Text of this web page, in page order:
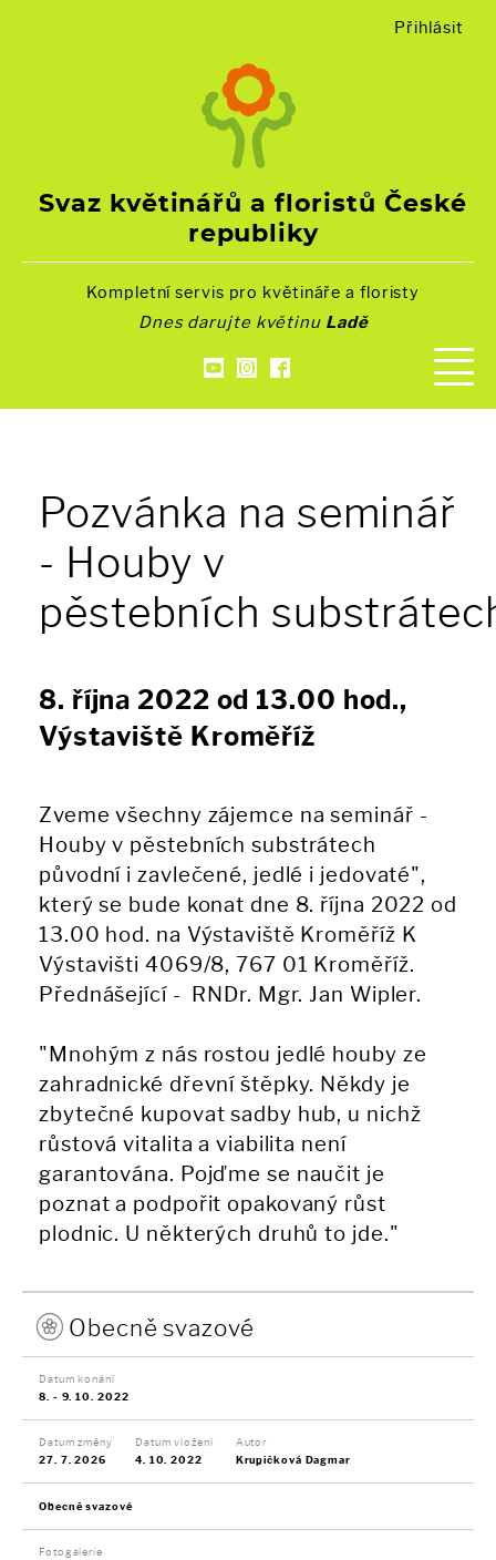
Svaz květinářů a floristů České
republiky
Přihlásit
Kompletní servis pro květináře a floristy
Dnes darujte květinu Ladě
Pozvánka na seminář
- Houby v
pěstebních
8. října 2022 od 13.00 hod.,
Výstaviště Kroměříž
Zveme všechny zájemce na seminář -
Houby v pěstebních substrátech
původní i zavlečené, jedlé i jedovaté",
který se bude konat dne 8. října 2022 od
13.00 hod. na Výstaviště Kroměříž K
Výstavišti 4069/8, 767 01 Kroměříž.
Přednášející - RNDr. Mgr. Jan Wipler.
"Mnohým z nás rostou jedlé houby ze
zahradnické dřevní štěpky. Někdy je
zbytečné kupovat sadby hub, u nichž
růstová vitalita a viabilita není
garantována. Pojďme se naučit je
poznat a podpořit opakovaný růst
plodnic. U některých druhů to jde."
Obecně svazové
Datum konání
8. - 9. 10. 2022
Datum změny
27. 7. 2026
Datum vložení
4. 10. 2022
Autor
Krupičková Dagmar
Obecně svazové
Fotogalerie